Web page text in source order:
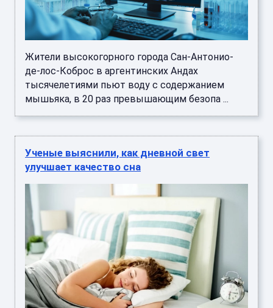
Жители высокогорного города Сан-Антонио-
де-лос-Коброс в аргентинских Андах
тысячелетиями пьют воду с содержанием
мышьяка, в 20 раз превышающим безопа ...
Ученые выяснили, как дневной свет
улучшает качество сна